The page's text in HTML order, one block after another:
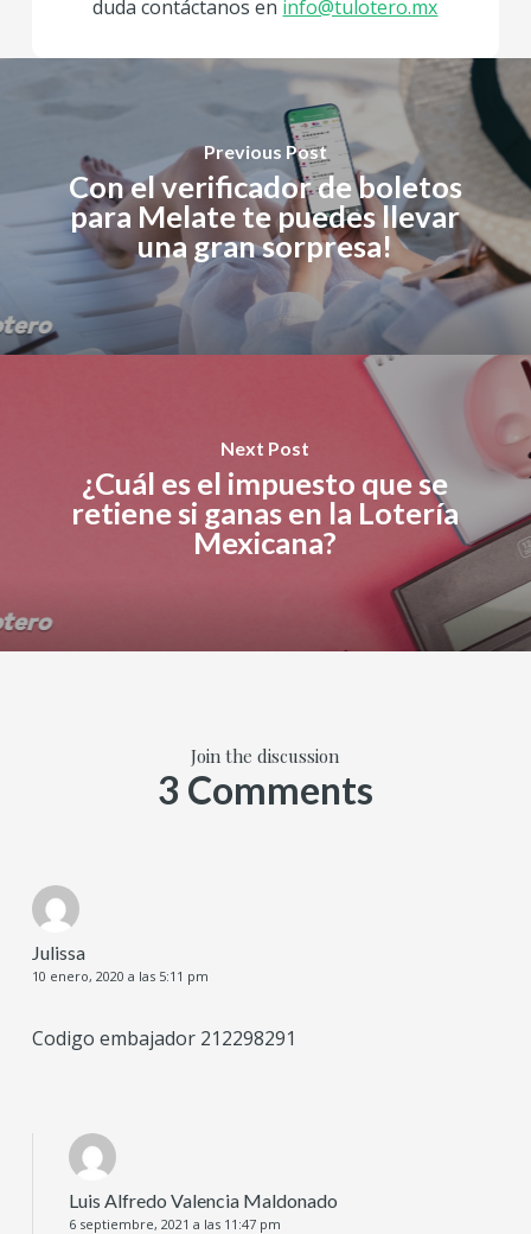
duda contáctanos en info@tulotero.mx
Previous Post
Con el verificador de boletos
para Melate te puedes llevar
una gran sorpresa!
Next Post
¿Cuál es el impuesto que se
retiene si ganas en la Lotería
Mexicana?
Join the discussion
3 Comments
Julissa
10 enero, 2020 a las 5:11 pm
Codigo embajador 212298291
Luis Alfredo Valencia Maldonado
6 septiembre, 2021 a las 11:47 pm